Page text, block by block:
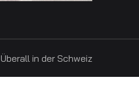
Überall in der Schweiz